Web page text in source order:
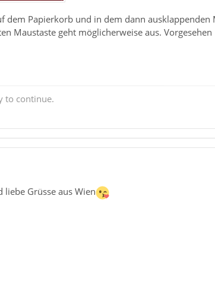
dem Papierkorb und in dem dann
Maustaste geht möglicherweise aus.
to continue.
liebe Grüsse aus Wien